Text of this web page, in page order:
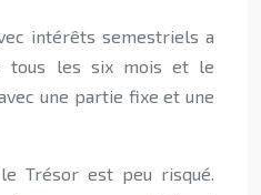
intérêts semestriels a
tous les six mois et le
une partie fixe et une
le Trésor est peu risqué.